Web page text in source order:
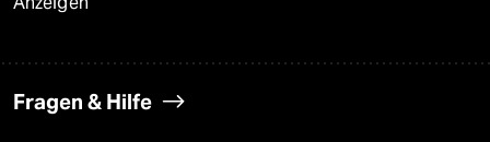
Fragen & Hilfe